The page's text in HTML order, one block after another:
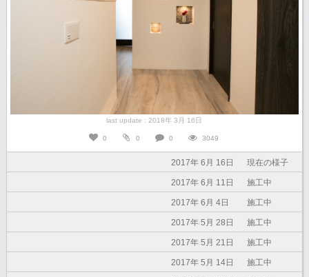
last update : 2018年 3月 16日
0 0 0 3049
2017年 6月 16日 現在の様子
2017年 6月 11日 施工中
2017年 6月 4日 施工中
2017年 5月 28日 施工中
2017年 5月 21日 施工中
2017年 5月 14日 施工中